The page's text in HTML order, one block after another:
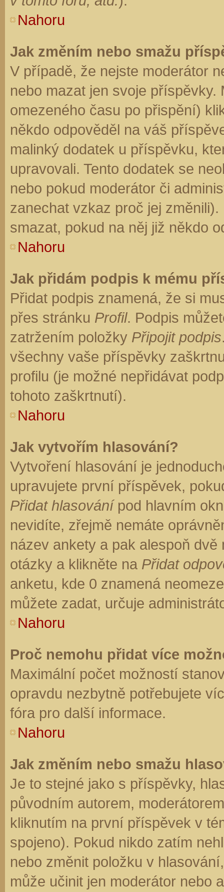
Nahoru
Jak změním nebo smažu
V případě, že nejste moderátor
nebo mazat jen svoje
omezeného času po přispění)
někdo odpověděl na váš
malinký dodatek u příspěvku,
upravovali. Tento dodatek se
nebo pokud moderátor či
zanechat vzkaz proč jej
smazat, pokud na něj již někdo
Nahoru
Jak přidám podpis k mému
Přidat podpis znamená, že si
přes stránku Profil. Podpis
zatržením položky Připojit podpis
všechny vaše příspěvky
profilu (je možné nepřidávat
tohoto zaškrtnutí).
Nahoru
Jak vytvořím hlasování?
Vytvoření hlasování je
upravujete první příspěvek,
Přidat hlasovánípod hlavním
nevidíte, zřejmě nemáte
název ankety a pak alespoň
otázky a klikněte na Přidat
anketu, kde 0 znamená
můžete zadat, určuje
Nahoru
Proč nemohu přidat více
Maximální počet možností
opravdu nezbytně potřebujete
fóra pro další informace.
Nahoru
Jak změním nebo smažu
Je to stejné jako s příspěvky,
původním autorem,
kliknutím na první příspěvek v
spojeno). Pokud nikdo zatím
nebo změnit položku v
může učinit jen moderátor nebo